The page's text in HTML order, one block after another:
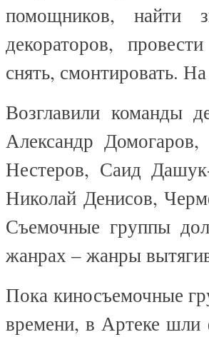
помощников, найти
декораторов,
снять, смонтировать.
Возглавили команды
Александр
Нестеров, Саид
Николай Денисов,
Съемочные группы
жанрах – жанры
Пока киносъемочные
времени, в Артеке